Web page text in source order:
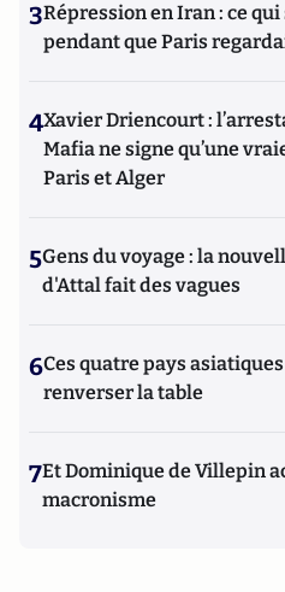
3Répression en Iran : ce
pendant que Paris
4Xavier Driencourt :
Mafia ne signe qu’une
Paris et Alger
5Gens du voyage : la
d'Attal fait des vagues
6Ces quatre pays
renverser la table
7Et Dominique de Villepin
macronisme